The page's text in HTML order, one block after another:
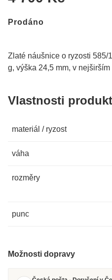
Prodáno
Zlaté náušnice o ryzosti 585/
g, výška 24,5 mm, v nejširším
Vlastnosti
materiál / ryzost
váha
rozměry
punc
Možnosti dopravy